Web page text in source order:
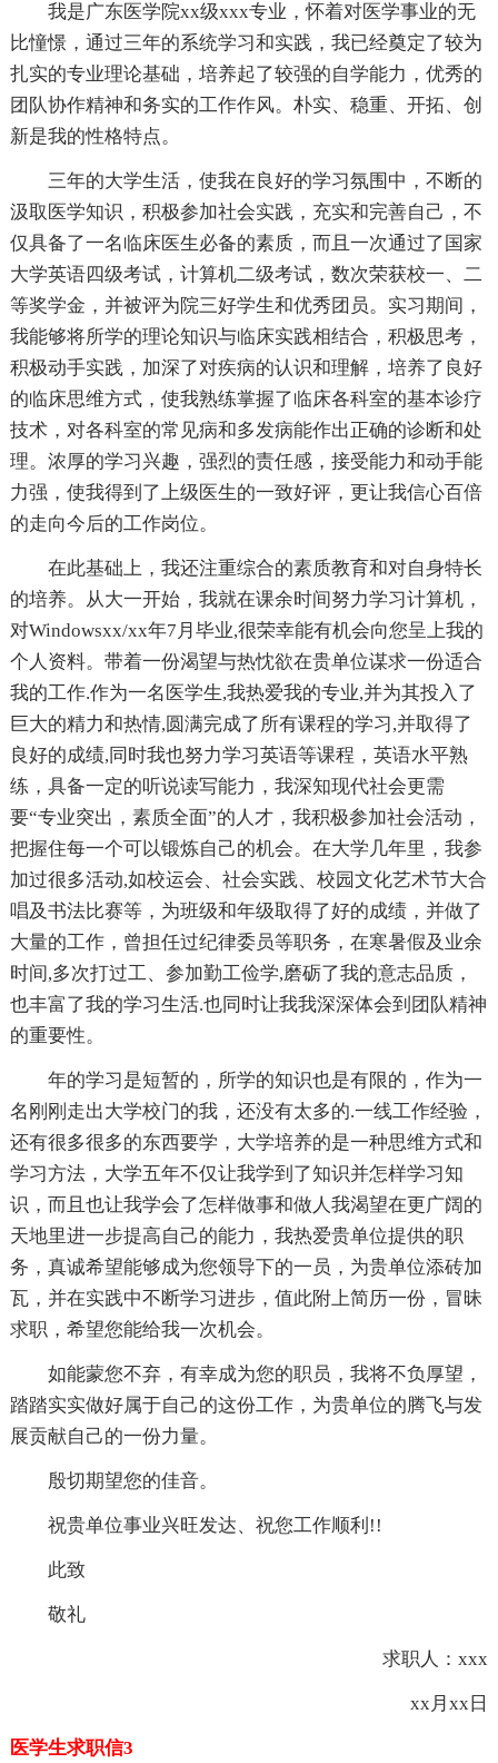
我是广东医学院xx级xxx专业，怀着对医学事业的无
比憧憬，通过三年的系统学习和实践，我已经奠定了较为
扎实的专业理论基础，培养起了较强的自学能力，优秀的
团队协作精神和务实的工作作风。朴实、稳重、开拓、创
新是我的性格特点。
三年的大学生活，使我在良好的学习氛围中，不断的
汲取医学知识，积极参加社会实践，充实和完善自己，不
仅具备了一名临床医生必备的素质，而且一次通过了国家
大学英语四级考试，计算机二级考试，数次荣获校一、二
等奖学金，并被评为院三好学生和优秀团员。实习期间，
我能够将所学的理论知识与临床实践相结合，积极思考，
积极动手实践，加深了对疾病的认识和理解，培养了良好
的临床思维方式，使我熟练掌握了临床各科室的基本诊疗
技术，对各科室的常见病和多发病能作出正确的诊断和处
理。浓厚的学习兴趣，强烈的责任感，接受能力和动手能
力强，使我得到了上级医生的一致好评，更让我信心百倍
的走向今后的工作岗位。
在此基础上，我还注重综合的素质教育和对自身特长
的培养。从大一开始，我就在课余时间努力学习计算机，
对Windowsxx/xx年7月毕业,很荣幸能有机会向您呈上我的
个人资料。带着一份渴望与热忱欲在贵单位谋求一份适合
我的工作.作为一名医学生,我热爱我的专业,并为其投入了
巨大的精力和热情,圆满完成了所有课程的学习,并取得了
良好的成绩,同时我也努力学习英语等课程，英语水平熟
练，具备一定的听说读写能力，我深知现代社会更需
要“专业突出，素质全面”的人才，我积极参加社会活动，
把握住每一个可以锻炼自己的机会。在大学几年里，我参
加过很多活动,如校运会、社会实践、校园文化艺术节大合
唱及书法比赛等，为班级和年级取得了好的成绩，并做了
大量的工作，曾担任过纪律委员等职务，在寒暑假及业余
时间,多次打过工、参加勤工俭学,磨砺了我的意志品质，
也丰富了我的学习生活.也同时让我我深深体会到团队精神
的重要性。
年的学习是短暂的，所学的知识也是有限的，作为一
名刚刚走出大学校门的我，还没有太多的.一线工作经验，
还有很多很多的东西要学，大学培养的是一种思维方式和
学习方法，大学五年不仅让我学到了知识并怎样学习知
识，而且也让我学会了怎样做事和做人我渴望在更广阔的
天地里进一步提高自己的能力，我热爱贵单位提供的职
务，真诚希望能够成为您领导下的一员，为贵单位添砖加
瓦，并在实践中不断学习进步，值此附上简历一份，冒昧
求职，希望您能给我一次机会。
如能蒙您不弃，有幸成为您的职员，我将不负厚望，
踏踏实实做好属于自己的这份工作，为贵单位的腾飞与发
展贡献自己的一份力量。
殷切期望您的佳音。
祝贵单位事业兴旺发达、祝您工作顺利!!
此致
敬礼
求职人：xxx
xx月xx日
医学生求职信3